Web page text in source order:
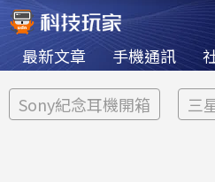
最新文章 手機通訊
Sony紀念耳機開箱 三